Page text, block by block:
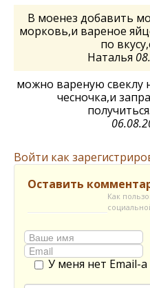
В моенез добавить
морковь,и вареное
по
Наталья
можно вареную свеклу
чесночка,и
Войти как
Оставить
Как
У меня нет Email-а